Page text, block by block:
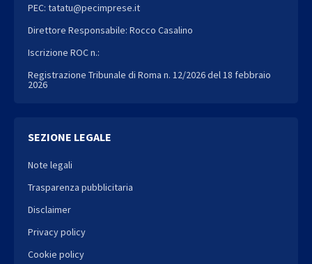
PEC: tatatu@pecimprese.it
Direttore Responsabile: Rocco Casalino
Iscrizione ROC n.:
Registrazione Tribunale di Roma n. 12/2026 del 18 febbraio
2026
SEZIONE LEGALE
Note legali
Trasparenza pubblicitaria
Disclaimer
Privacy policy
Cookie policy